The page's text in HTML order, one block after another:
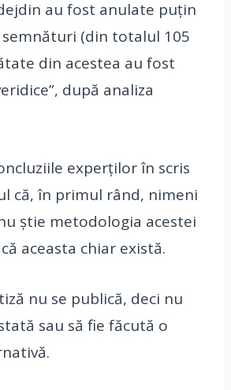
au fost anulate puțin
semnături (din totalul 105
din acestea au fost
după analiza
experților în scris
că, în primul rând, nimeni
știe metodologia acestei
aceasta chiar există.
nu se publică, deci nu
sau să fie făcută o